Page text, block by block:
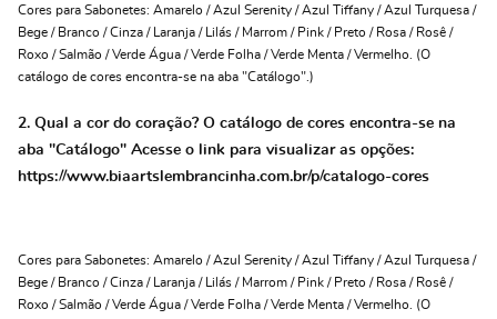
Cores para Sabonetes: Amarelo / Azul Serenity / Azul Tiffany / Azul Turquesa /
Bege / Branco / Cinza / Laranja / Lilás / Marrom / Pink / Preto / Rosa / Rosê /
Roxo / Salmão / Verde Água / Verde Folha / Verde Menta / Vermelho. (O
catálogo de cores encontra-se na aba "Catálogo".)
2. Qual a cor do coração? O catálogo de cores encontra-se na
aba "Catálogo" Acesse o link para visualizar as opções:
https://www.biaartslembrancinha.com.br/p/catalogo-cores
Cores para Sabonetes: Amarelo / Azul Serenity / Azul Tiffany / Azul Turquesa /
Bege / Branco / Cinza / Laranja / Lilás / Marrom / Pink / Preto / Rosa / Rosê /
Roxo / Salmão / Verde Água / Verde Folha / Verde Menta / Vermelho. (O